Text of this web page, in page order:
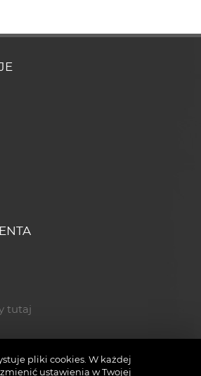
tutaj
pliki cookies. W każdej
ustawienia w Twojej